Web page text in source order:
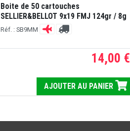
Boite de 50 cartouches
SELLIER&BELLOT 9x19 FMJ 124gr / 8g
Réf. : SB9MM
14,00 €
AJOUTER AU PANIER